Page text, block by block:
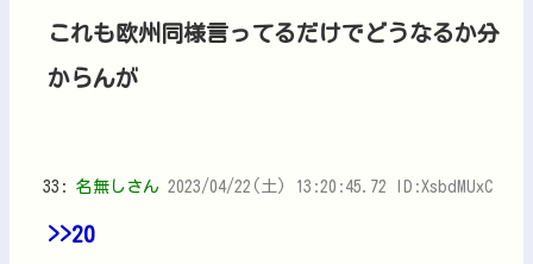
これも欧州同様言ってるだけでどうなるか分
からんが
33: 名無しさん 2023/04/22(土) 13:20:45.72 ID:XsbdMUxC
>>20